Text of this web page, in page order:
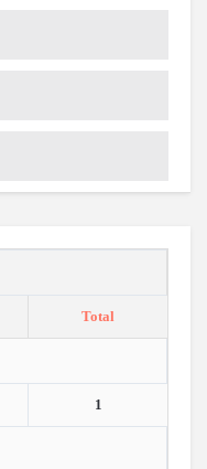
Total
1